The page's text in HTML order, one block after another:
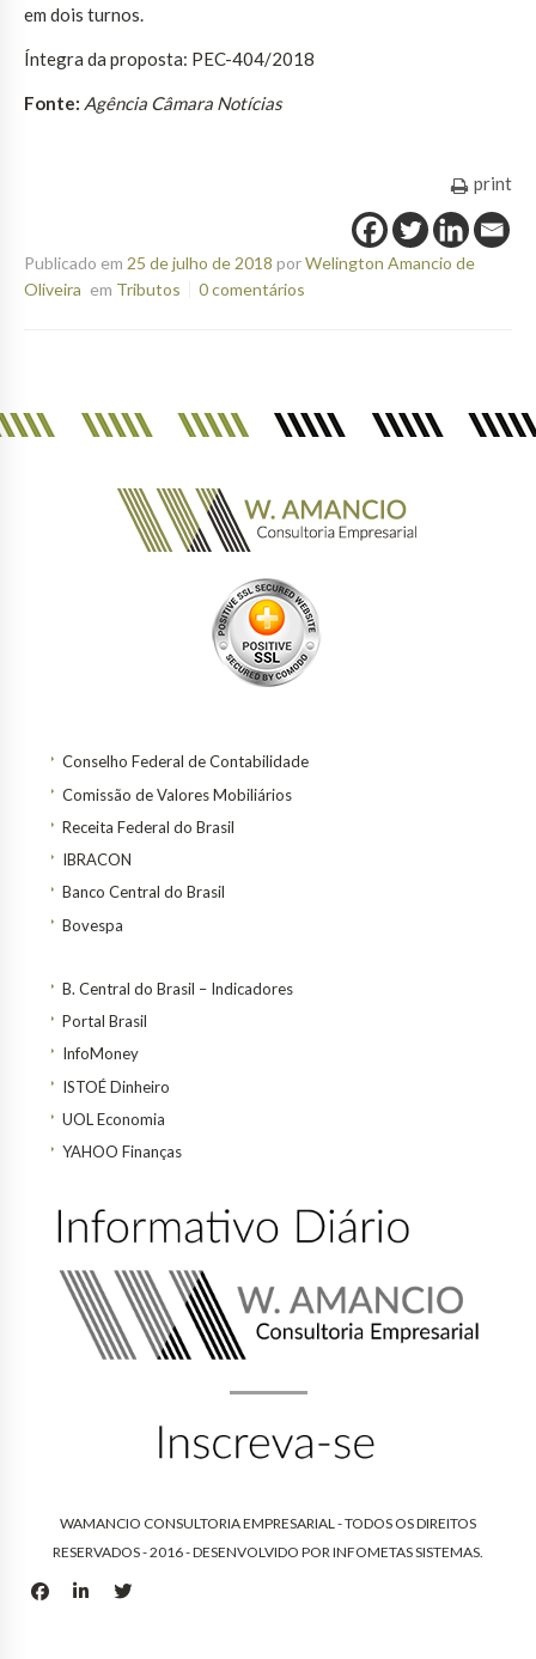
em dois turnos.
Íntegra da proposta: PEC-404/2018
Fonte: Agência Câmara Notícias
print
Publicado em 25 de julho de 2018 porWelington Amancio de
Oliveira em Tributos 0 comentários
Conselho Federal de Contabilidade
Comissão de Valores Mobiliários
Receita Federal do Brasil
IBRACON
Banco Central do Brasil
Bovespa
B. Central do Brasil – Indicadores
Portal Brasil
InfoMoney
ISTOÉ Dinheiro
UOL Economia
YAHOO Finanças
WAMANCIO CONSULTORIA EMPRESARIAL - TODOS OS DIREITOS
RESERVADOS - 2016 - DESENVOLVIDO PORINFOMETAS SISTEMAS.